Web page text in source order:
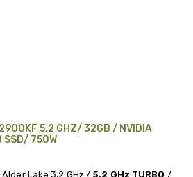
5,2 GHZ/ 32GB / NVIDIA
SSD/ 750W
Alder Lake 3,2 GHz / 5,2 GHz TURBO /